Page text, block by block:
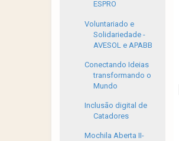
ESPRO
Voluntariado e
Solidariedade -
AVESOL e APABB
Conectando Ideias
transformando o
Mundo
Inclusão digital de
Catadores
Mochila Aberta II-